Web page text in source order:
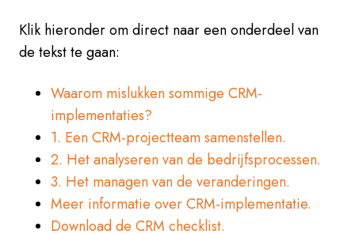
Klik hieronder om direct naar een onderdeel van
de tekst te gaan:
Waarom mislukken sommige CRM-
implementaties?
1. Een CRM-projectteam samenstellen.
2. Het analyseren van de bedrijfsprocessen.
3. Het managen van de veranderingen.
Meer informatie over CRM-implementatie.
Download de CRM checklist.